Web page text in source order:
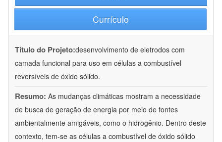
Currículo
Título do Projeto:desenvolvimento de eletrodos com
camada funcional para uso em células a combustível
reversíveis de óxido sólido.
Resumo: As mudanças climáticas mostram a necessidade
de busca de geração de energia por meio de fontes
ambientalmente amigáveis, como o hidrogênio. Dentro deste
contexto, tem-se as células a combustível de óxido sólido